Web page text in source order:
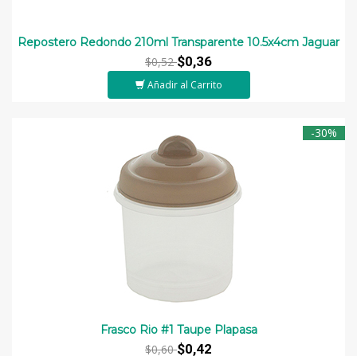
Repostero Redondo 210ml Transparente 10.5x4cm Jaguar
$0,52$0,36
Añadir al Carrito
-30%
Frasco Rio #1 Taupe Plapasa
$0,60$0,42